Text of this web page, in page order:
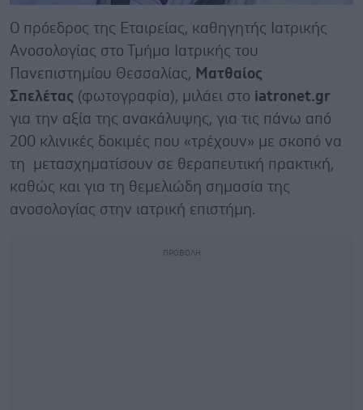
Ο πρόεδρος της Εταιρείας, καθηγητής Ιατρικής
Ανοσολογίας στο Τμήμα Ιατρικής του
Πανεπιστημίου Θεσσαλίας, Ματθαίος
Σπελέτας (φωτογραφία), μιλάει στο iatronet.gr
για την αξία της ανακάλυψης, για τις πάνω από
200 κλινικές δοκιμές που «τρέχουν» με σκοπό να
τη μετασχηματίσουν σε θεραπευτική πρακτική,
καθώς και για τη θεμελιώδη σημασία της
ανοσολογίας στην ιατρική επιστήμη.